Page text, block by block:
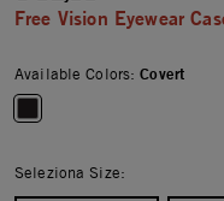
Free Vision Eyewear
Available Colors:Covert
Seleziona Size: